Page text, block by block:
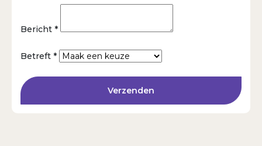
Bericht *
Betreft *
Verzenden